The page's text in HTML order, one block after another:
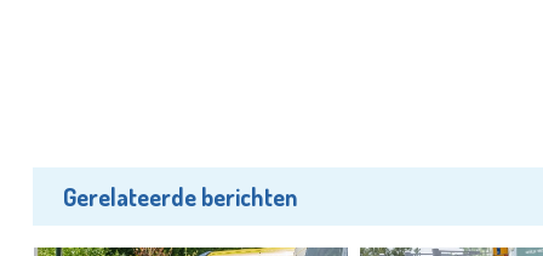
Gerelateerde berichten